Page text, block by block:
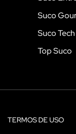
Suco
Suco Tech
Top Suco
TERMOS DE USO